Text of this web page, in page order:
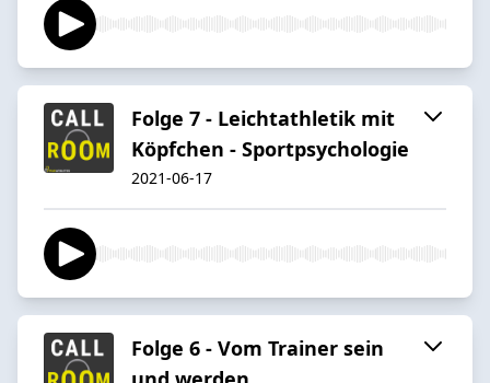
Folge 7 - Leichtathletik mit
Köpfchen - Sportpsychologie
2021-06-17
Folge 6 - Vom Trainer sein